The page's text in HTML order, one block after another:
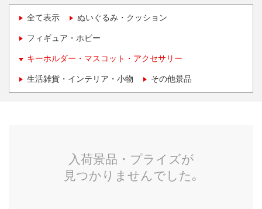
全て表示 ぬいぐるみ・クッション
フィギュア・ホビー
キーホルダー・マスコット・アクセサリー
生活雑貨・インテリア・小物 その他景品